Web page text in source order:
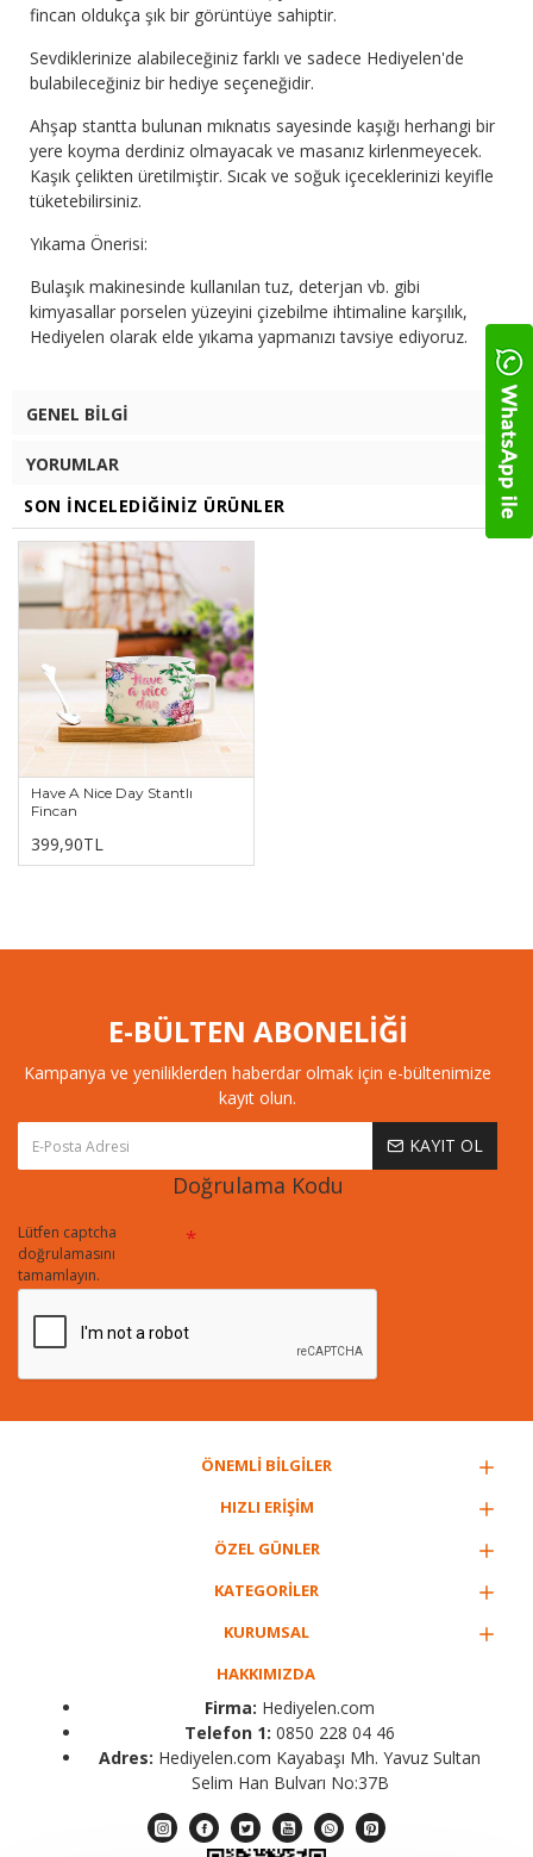
fincan oldukça şık bir görüntüye sahiptir.
Sevdiklerinize alabileceğiniz farklı ve sadece Hediyelen'de
bulabileceğiniz bir hediye seçeneğidir.
Ahşap stantta bulunan mıknatıs sayesinde kaşığı herhangi bir
yere koyma derdiniz olmayacak ve masanız kirlenmeyecek.
Kaşık çelikten üretilmiştir. Sıcak ve soğuk içeceklerinizi keyifle
tüketebilirsiniz.
Yıkama Önerisi:
Bulaşık makinesinde kullanılan tuz, deterjan vb. gibi
kimyasallar porselen yüzeyini çizebilme ihtimaline karşılık,
Hediyelen olarak elde yıkama yapmanızı tavsiye ediyoruz.
GENEL BILGI
YORUMLAR
SON İNCELEDIĞINIZ ÜRÜNLER
Have A Nice Day Stantlı
Fincan
399,90TL
E-BÜLTEN ABONELİĞİ
Kampanya ve yeniliklerden haberdar olmak için e-bültenimize
kayıt olun.
KAYIT OL
Doğrulama Kodu
Lütfen captcha
doğrulamasını
tamamlayın.
ÖNEMLİ BİLGİLER
HIZLI ERİŞİM
ÖZEL GÜNLER
KATEGORİLER
KURUMSAL
HAKKIMIZDA
Firma: Hediyelen.com
Telefon 1: 0850 228 04 46
Adres: Hediyelen.com Kayabaşı Mh. Yavuz Sultan
Selim Han Bulvarı No:37B